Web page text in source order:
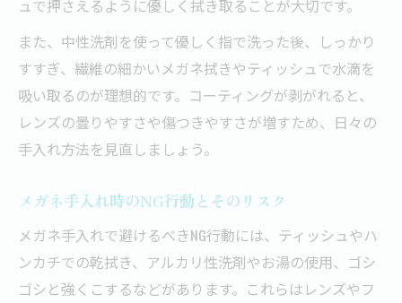
ュで押さえるように優しく拭き取ることが大切です。
また、中性洗剤を使って優しく指で洗った後、しっかり
すすぎ、繊維の細かいメガネ拭きやティッシュで水滴を
吸い取るのが理想的です。コーティングが剥がれると、
レンズの曇りやすさや傷つきやすさが増すため、日々の
手入れ方法を見直しましょう。
メガネ手入れ時のNG行動とそのリスク
メガネ手入れで避けるべきNG行動には、ティッシュやハ
ンカチでの乾拭き、アルカリ性洗剤やお湯の使用、ゴシ
ゴシと強くこするなどがあります。これらはレンズやフ